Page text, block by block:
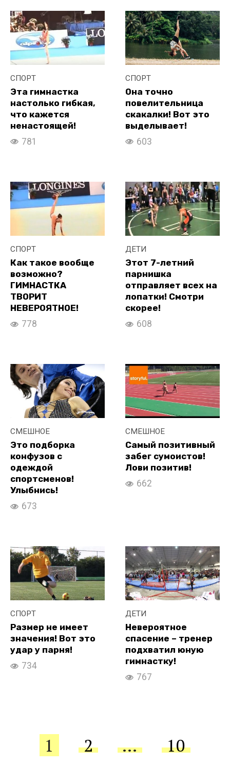
СПОРТ
Эта гимнастка
настолько гибкая,
что кажется
ненастоящей!
781
СПОРТ
Она точно
повелительница
скакалки! Вот это
выделывает!
603
СПОРТ
Как такое вообще
возможно?
ГИМНАСТКА
ТВОРИТ
НЕВЕРОЯТНОЕ!
778
ДЕТИ
Этот 7-летний
парнишка
отправляет всех на
лопатки! Смотри
скорее!
608
СМЕШНОЕ
Это подборка
конфузов с
одеждой
спортсменов!
Улыбнись!
673
СМЕШНОЕ
Самый позитивный
забег сумоистов!
Лови позитив!
662
СПОРТ
Размер не имеет
значения! Вот это
удар у парня!
734
ДЕТИ
Невероятное
спасение – тренер
подхватил юную
гимнастку!
767
Пагинация
записей
1 2 …
10